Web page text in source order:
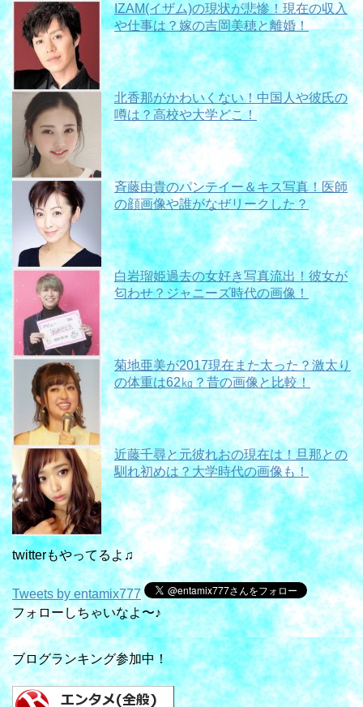
IZAM(イザム)の現状が悲惨！現在の収入
や仕事は？嫁の吉岡美穂と離婚！
北香那がかわいくない！中国人や彼氏の
噂は？高校や大学どこ！
斉藤由貴のパンテイー＆キス写真！医師
の顔画像や誰がなぜリークした？
白岩瑠姫過去の女好き写真流出！彼女が
匂わせ？ジャニーズ時代の画像！
菊地亜美が2017現在また太った？激太り
の体重は62㎏？昔の画像と比較！
近藤千尋と元彼れおの現在は！旦那との
馴れ初めは？大学時代の画像も！
twitterもやってるよ♫
Tweets by entamix777
フォローしちゃいなよ〜♪
ブログランキング参加中！